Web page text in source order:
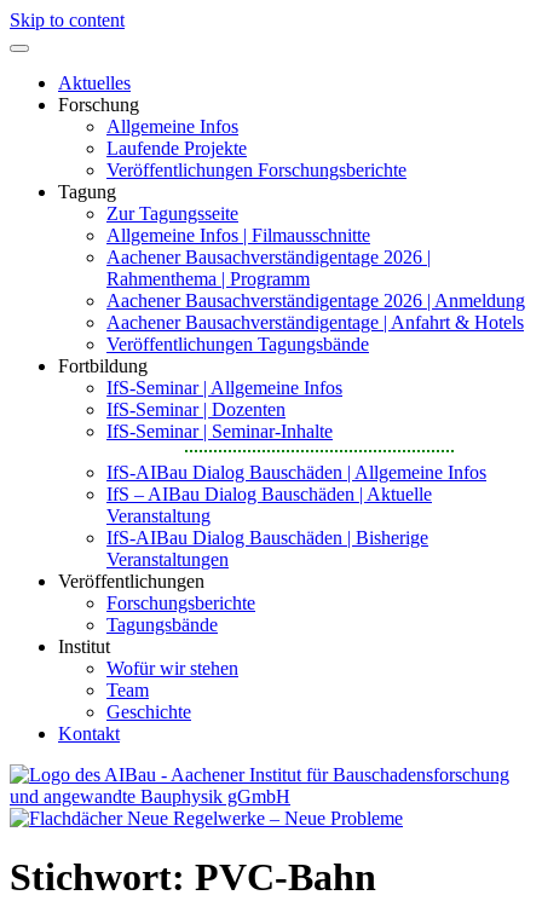
Skip to content
Aktuelles
Forschung
Allgemeine Infos
Laufende Projekte
Veröffentlichungen Forschungsberichte
Tagung
Zur Tagungsseite
Allgemeine Infos | Filmausschnitte
Aachener Bausachverständigentage 2026 |
Rahmenthema | Programm
Aachener Bausachverständigentage 2026 | Anmeldung
Aachener Bausachverständigentage | Anfahrt & Hotels
Veröffentlichungen Tagungsbände
Fortbildung
IfS-Seminar | Allgemeine Infos
IfS-Seminar | Dozenten
IfS-Seminar | Seminar-Inhalte
IfS-AIBau Dialog Bauschäden | Allgemeine Infos
IfS – AIBau Dialog Bauschäden | Aktuelle
Veranstaltung
IfS-AIBau Dialog Bauschäden | Bisherige
Veranstaltungen
Veröffentlichungen
Forschungsberichte
Tagungsbände
Institut
Wofür wir stehen
Team
Geschichte
Kontakt
angewandte Bauphysik
Stichwort: PVC-Bahn